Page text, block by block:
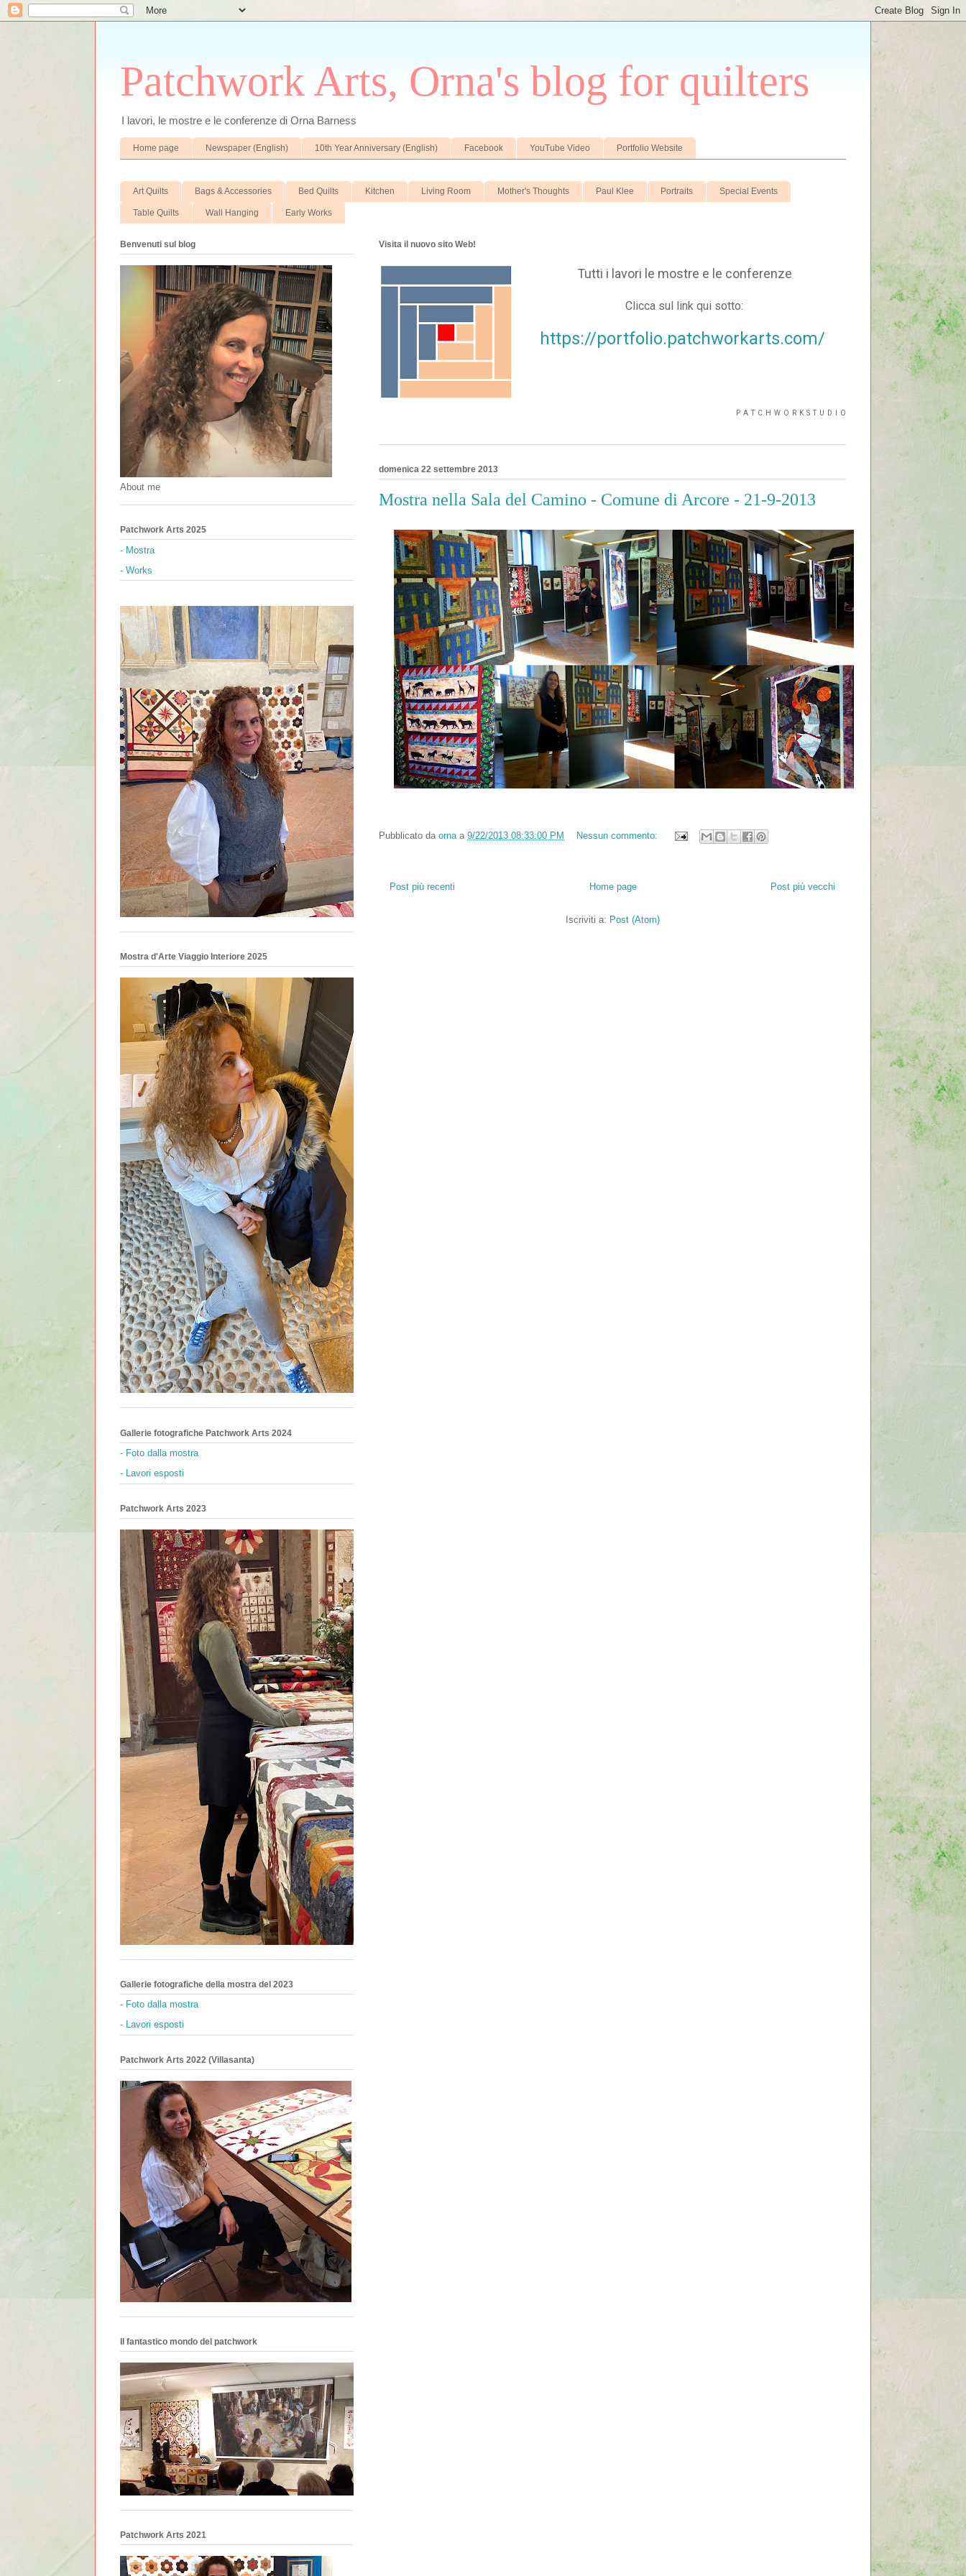
Patchwork Arts, Orna's blog for quilters
I lavori, le mostre e le conferenze di Orna Barness
Home page Newspaper (English) 10th Year Anniversary (English) Facebook YouTube Video Portfolio Website
Art Quilts Bags & Accessories Bed Quilts Kitchen Living Room Mother's Thoughts Paul Klee Portraits Special Events
Table Quilts Wall Hanging Early Works
Visita il nuovo sito Web!
Tutti i lavori le mostre e le conferenze
Clicca sul link qui sotto:
https://portfolio.patchworkarts.com/
P A T C H W O R K S T U D I O
domenica 22 settembre 2013
Mostra nella Sala del Camino - Comune di Arcore - 21-9-2013
Pubblicato da orna a 9/22/2013 08:33:00 PM Nessun commento:
Post più recenti Post più vecchi
Home page
Iscriviti a: Post (Atom)
Benvenuti sul blog
About me
Patchwork Arts 2025
- Mostra
- Works
Mostra d'Arte Viaggio Interiore 2025
Gallerie fotografiche Patchwork Arts 2024
- Foto dalla mostra
- Lavori esposti
Patchwork Arts 2023
Gallerie fotografiche della mostra del 2023
- Foto dalla mostra
- Lavori esposti
Patchwork Arts 2022 (Villasanta)
Il fantastico mondo del patchwork
Patchwork Arts 2021